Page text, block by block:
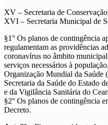
XV – Secretaria de
XVI – Secretaria Municipal de
§1° Os planos de contingência
regulamentam as providências
coronavírus no âmbito
serviços necessários à
Organização Mundial da Saúde
Secretaria da Saúde do Estado
e da Vigilância Sanitária do
§2° Os planos de contingência
Decreto.